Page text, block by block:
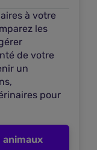
à votre
les
de votre
un
pour
animaux